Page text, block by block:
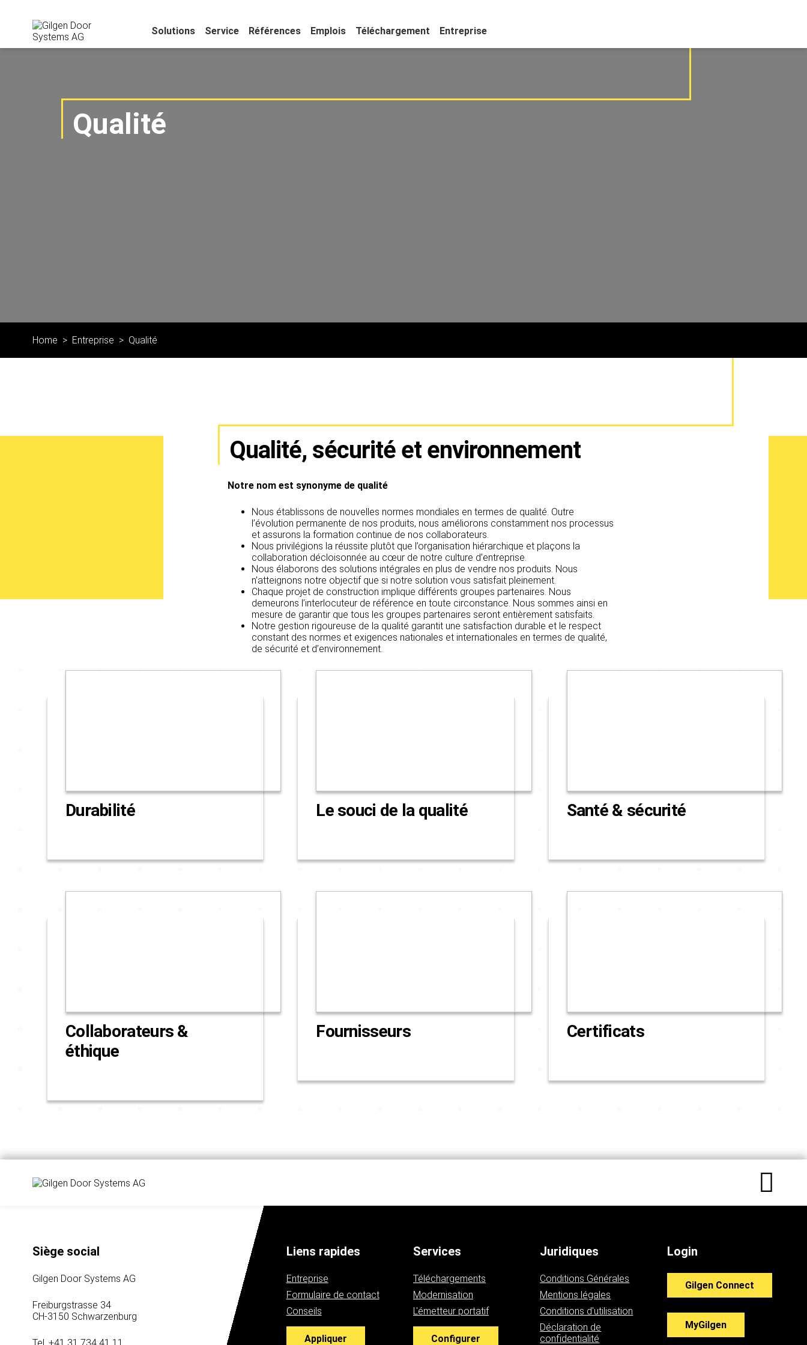
Solutions Service Références Emplois Téléchargement Entreprise
Qualité
Home Entreprise Qualité
Qualité, sécurité et environnement
Notre nom est synonyme de qualité
Nous établissons de nouvelles normes mondiales en termes de qualité. Outre
l’évolution permanente de nos produits, nous améliorons constamment nos processus
et assurons la formation continue de nos collaborateurs.
Nous privilégions la réussite plutôt que l’organisation hiérarchique et plaçons la
collaboration décloisonnée au cœur de notre culture d’entreprise.
Nous élaborons des solutions intégrales en plus de vendre nos produits. Nous
n’atteignons notre objectif que si notre solution vous satisfait pleinement.
Chaque projet de construction implique différents groupes partenaires. Nous
demeurons l’interlocuteur de référence en toute circonstance. Nous sommes ainsi en
mesure de garantir que tous les groupes partenaires seront entièrement satisfaits.
Notre gestion rigoureuse de la qualité garantit une satisfaction durable et le respect
constant des normes et exigences nationales et internationales en termes de qualité,
de sécurité et d’environnement.
Durabilité Le souci de la qualité Santé & sécurité
Collaborateurs &
éthique
Fournisseurs Certificats
Siège social
Gilgen Door Systems AG
Freiburgstrasse 34
CH-3150 Schwarzenburg
Liens rapides
Entreprise
Formulaire de contact
Conseils
Appliquer
Services
Téléchargements
Modernisation
L'émetteur portatif
Configurer
Juridiques
Conditions Générales
Mentions légales
Conditions d'utilisation
Déclaration de
confidentialité
Login
Gilgen Connect
MyGilgen